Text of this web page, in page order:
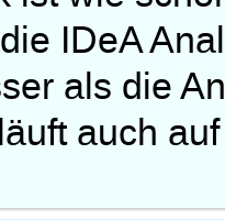
IDeA
als die
auch